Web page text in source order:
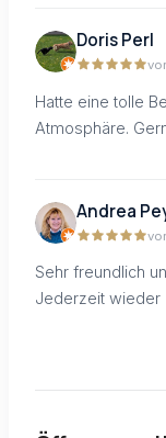
Doris Perl
Hatte eine tolle
Atmosphäre.
Andrea
Sehr freundlich
Jederzeit wieder